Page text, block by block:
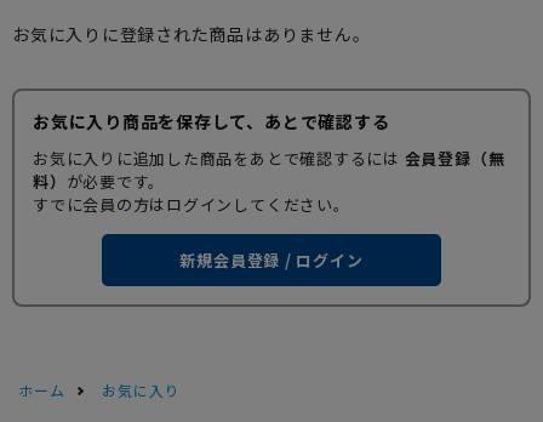
お気に入りに登録された商品はありません。
お気に入り商品を保存して、あとで確認する
お気に入りに追加した商品をあとで確認するには 会員登録（無
料） が必要です。
すでに会員の方はログインしてください。
新規会員登録 / ログイン
ホーム お気に入り